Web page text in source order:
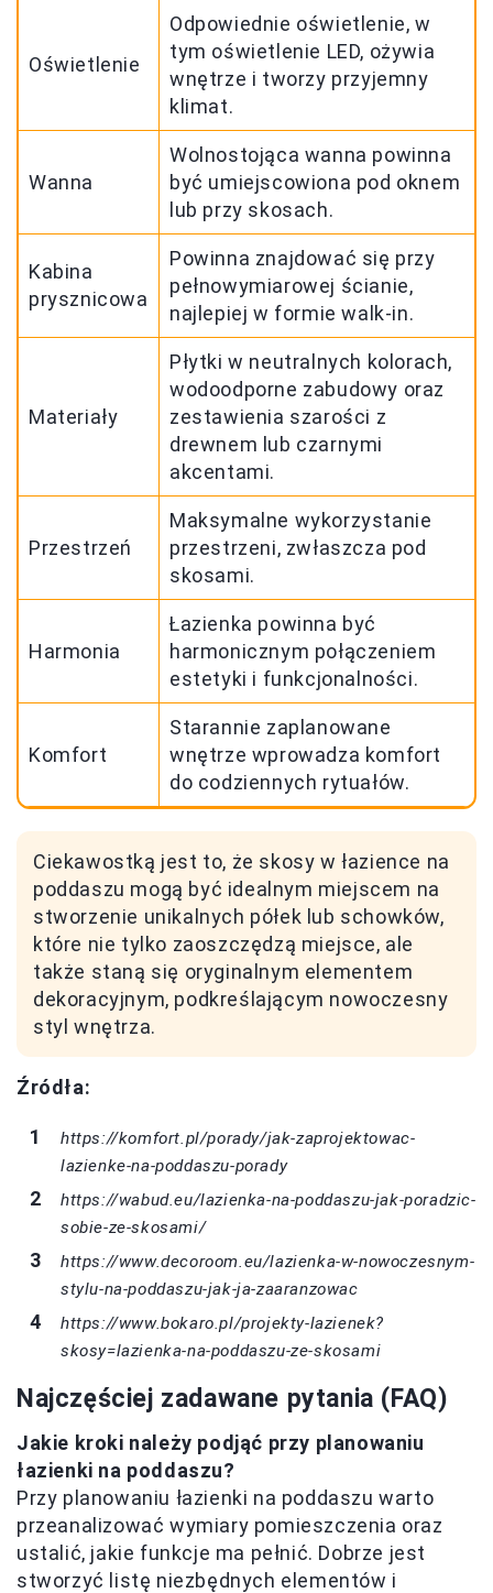
Oświetlenie
Odpowiednie oświetlenie, w
tym oświetlenie LED, ożywia
wnętrze i tworzy przyjemny
klimat.
Wanna
Wolnostojąca wanna powinna
być umiejscowiona pod oknem
lub przy skosach.
Kabina
prysznicowa
Powinna znajdować się przy
pełnowymiarowej ścianie,
najlepiej w formie walk-in.
Materiały
Płytki w neutralnych kolorach,
wodoodporne zabudowy oraz
zestawienia szarości z
drewnem lub czarnymi
akcentami.
Przestrzeń
Maksymalne wykorzystanie
przestrzeni, zwłaszcza pod
skosami.
Harmonia
Łazienka powinna być
harmonicznym połączeniem
estetyki i funkcjonalności.
Komfort
Starannie zaplanowane
wnętrze wprowadza komfort
do codziennych rytuałów.
Ciekawostką jest to, że skosy w łazience na
poddaszu mogą być idealnym miejscem na
stworzenie unikalnych półek lub schowków,
które nie tylko zaoszczędzą miejsce, ale
także staną się oryginalnym elementem
dekoracyjnym, podkreślającym nowoczesny
styl wnętrza.
Źródła:
https://komfort.pl/porady/jak-zaprojektowac-
lazienke-na-poddaszu-porady
https://wabud.eu/lazienka-na-poddaszu-jak-poradzic-
sobie-ze-skosami/
https://www.decoroom.eu/lazienka-w-nowoczesnym-
stylu-na-poddaszu-jak-ja-zaaranzowac
https://www.bokaro.pl/projekty-lazienek?
skosy=lazienka-na-poddaszu-ze-skosami
Najczęściej zadawane pytania (FAQ)
Jakie kroki należy podjąć przy planowaniu
łazienki na poddaszu?
Przy planowaniu łazienki na poddaszu warto
przeanalizować wymiary pomieszczenia oraz
ustalić, jakie funkcje ma pełnić. Dobrze jest
stworzyć listę niezbędnych elementów i